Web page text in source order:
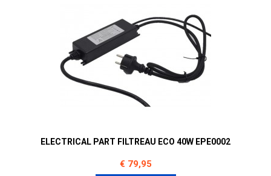
ELECTRICAL PART FILTREAU ECO 40W EPE0002
Prijs
€ 79,95